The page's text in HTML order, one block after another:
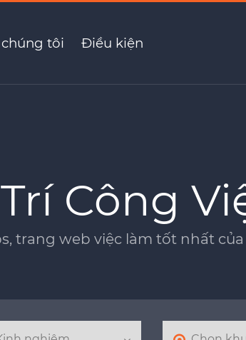
tôi Điều kiện
Công
trang web việc làm tốt nhất